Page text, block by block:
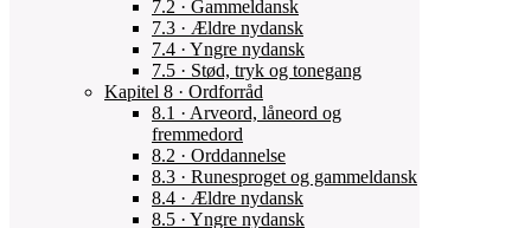
7.2 · Gammeldansk
7.3 · Ældre nydansk
7.4 · Yngre nydansk
7.5 · Stød, tryk og tonegang
Kapitel 8 · Ordforråd
8.1 · Arveord, låneord og
fremmedord
8.2 · Orddannelse
8.3 · Runesproget og gammeldansk
8.4 · Ældre nydansk
8.5 · Yngre nydansk